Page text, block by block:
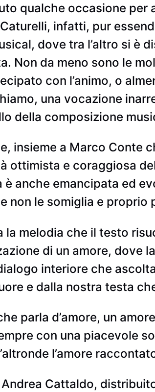
qualche occasione
infatti, pur
dove tra l’altro si è
Non da meno sono le
con l’animo, o
una vocazione
della composizione
insieme a Marco Conte
ottimista e coraggiosa
è anche emancipata ed
non le somiglia e
la melodia che il testo
di un amore, dove
interiore che
e dalla nostra testa
parla d’amore, un
con una piacevole
l’amore
Cattaldo,